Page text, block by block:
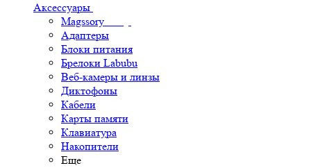
Аксессуары
Magssory
Адаптеры
Блоки питания
Брелоки Labubu
Веб-камеры и линзы
Диктофоны
Кабели
Карты памяти
Клавиатура
Накопители
Еще